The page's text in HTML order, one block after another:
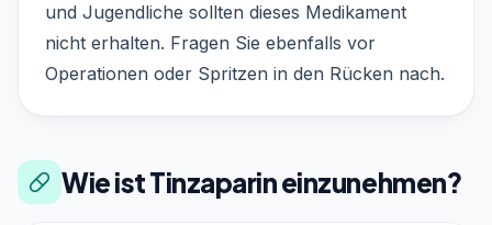
und Jugendliche sollten dieses Medikament
nicht erhalten. Fragen Sie ebenfalls vor
Operationen oder Spritzen in den Rücken nach.
Wie ist Tinzaparin einzunehmen?